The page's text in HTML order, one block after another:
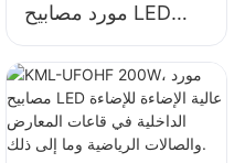
مورد مصابيح LED
عالية الإضاءة للإضاءة
الداخلية في المصانع
الصناعية والصالات